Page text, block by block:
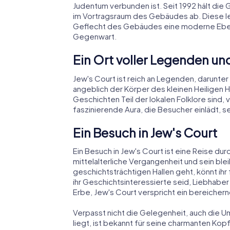
Judentum verbunden ist. Seit 1992 hält
im Vortragsraum des Gebäudes ab.
Geflecht des Gebäudes eine moderne
Gegenwart.
Ein Ort voller Legenden
Jew's Court ist reich an Legenden,
angeblich der Körper des kleinen Heiligen
Geschichten Teil der lokalen Folklore
faszinierende Aura, die Besucher einlädt,
Ein Besuch in Jew's Court
Ein Besuch in Jew's Court ist eine Reise
mittelalterliche Vergangenheit und sein
geschichtsträchtigen Hallen geht, könnt
ihr Geschichtsinteressierte seid,
Erbe, Jew's Court verspricht ein
Verpasst nicht die Gelegenheit, auch die
liegt, ist bekannt für seine charmanten